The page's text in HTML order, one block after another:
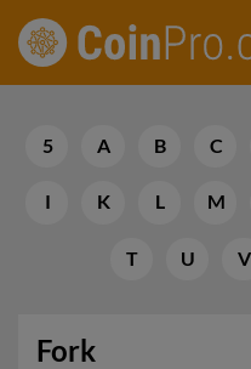
Zum
Inhalt
5 A B C
I K L M
T U V
Fork